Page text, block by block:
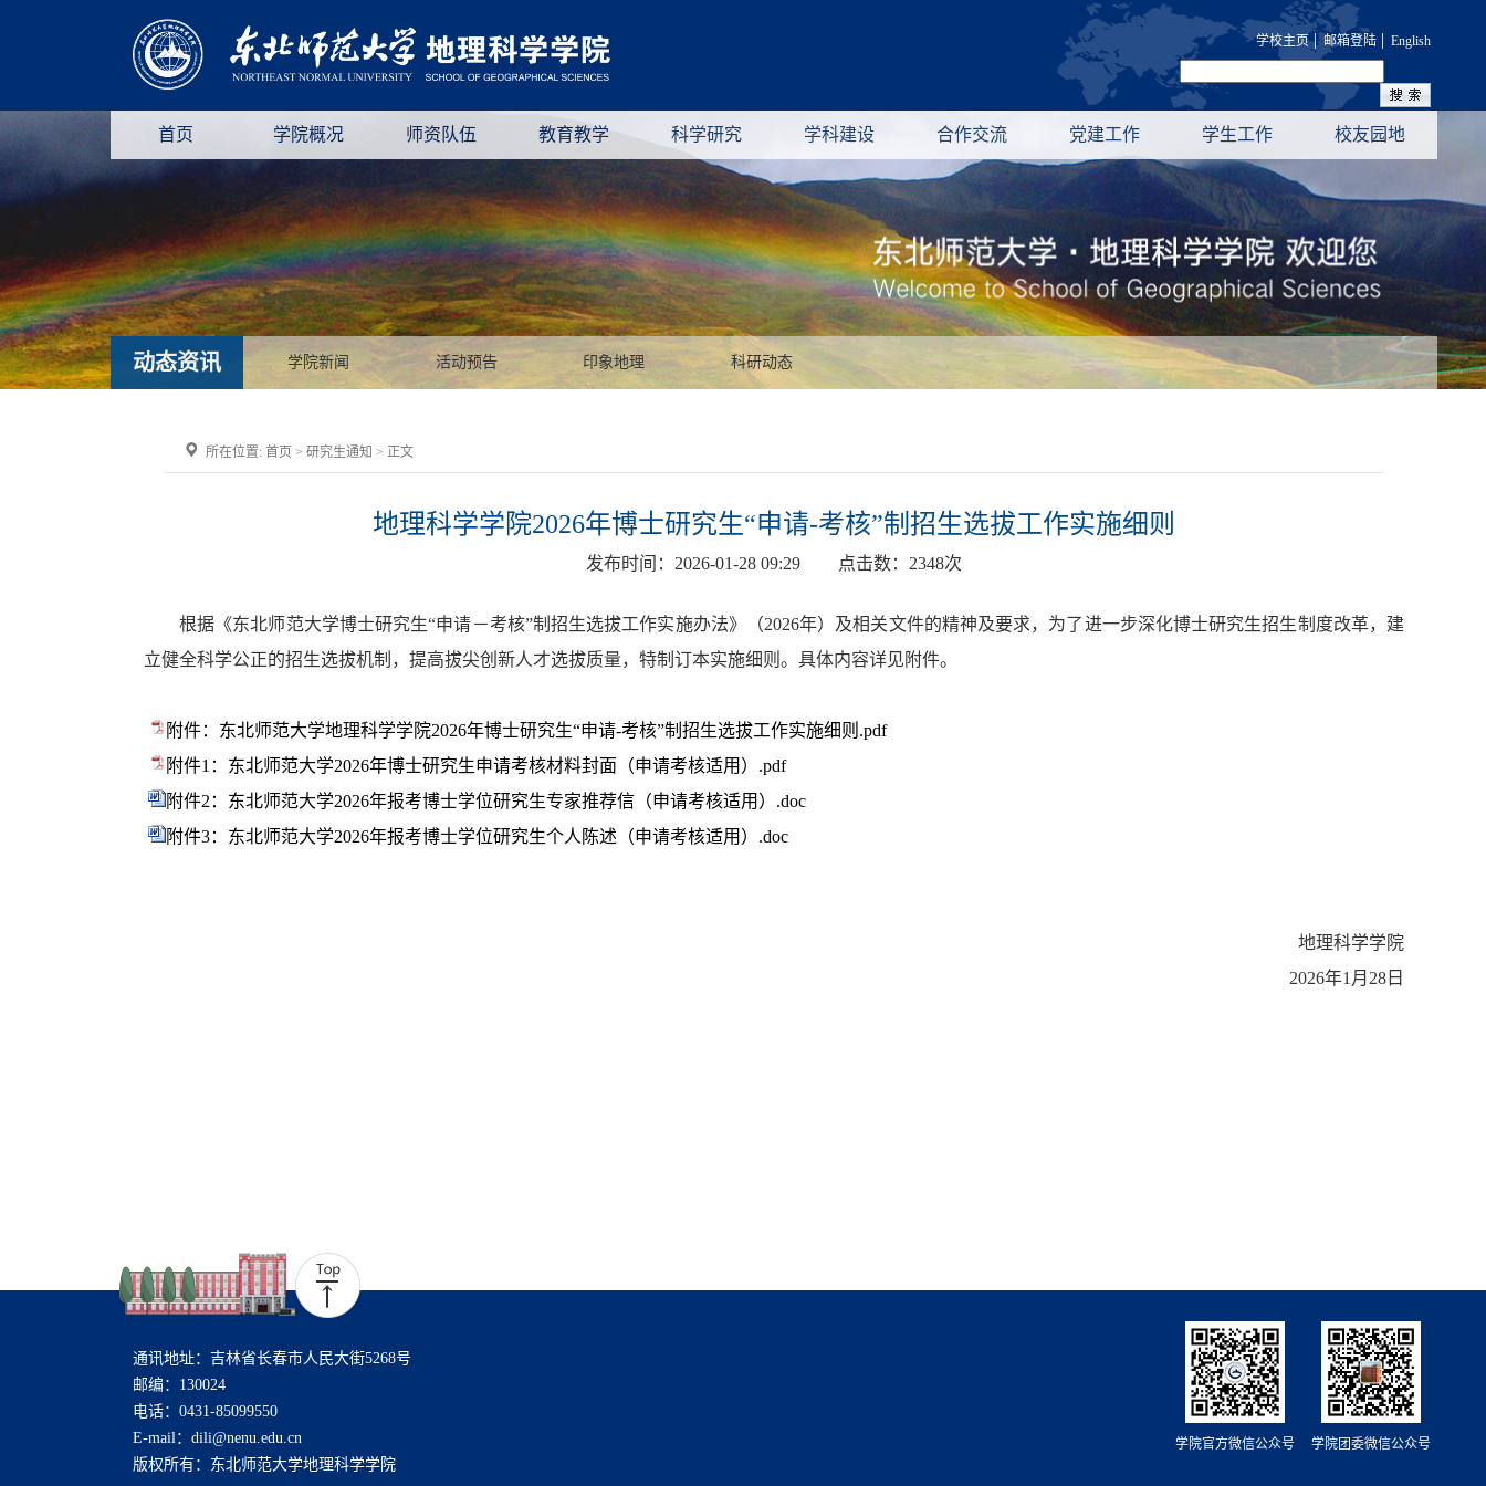
学校主页| 邮箱登陆 | English
首页 学院概况 师资队伍 教育教学 科学研究 学科建设 合作交流 党建工作 学生工作 校友园地
动态资讯 学院新闻 活动预告 印象地理 科研动态
所在位置: 首页 > 研究生通知 > 正文
地理科学学院2026年博士研究生“申请-考核”制招生选拔工作实施细则
发布时间： 2026-01-28 09:29 点击数： 2348次
根据《东北师范大学博士研究生“申请－考核”制招生选拔工作实施办法》（2026年）及相关文件的精神及要求，为了进一步深化博士研究生招生制度改革，建
立健全科学公正的招生选拔机制，提高拔尖创新人才选拔质量，特制订本实施细则。具体内容详见附件。
附件：东北师范大学地理科学学院2026年博士研究生“申请-考核”制招生选拔工作实施细则.pdf
附件1：东北师范大学2026年博士研究生申请考核材料封面（申请考核适用）.pdf
附件2：东北师范大学2026年报考博士学位研究生专家推荐信（申请考核适用）.doc
附件3：东北师范大学2026年报考博士学位研究生个人陈述（申请考核适用）.doc
地理科学学院
2026年1月28日
通讯地址：吉林省长春市人民大街5268号
邮编：130024
电话：0431-85099550
E-mail：dili@nenu.edu.cn
版权所有：东北师范大学地理科学学院
学院官方微信公众号 学院团委微信公众号